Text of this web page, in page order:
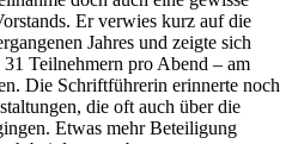
Er verwies kurz auf die
Jahres und zeigte sich
Teilnehmern pro Abend – am
Die Schriftführerin erinnerte noch
die oft auch über die
Etwas mehr Beteiligung